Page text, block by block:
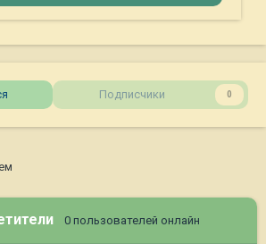
Подписчики 0
0 пользователей онлайн